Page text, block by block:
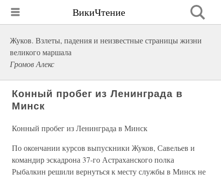
ВикиЧтение
Жуков. Взлеты, падения и неизвестные страницы жизни
великого маршала
Громов Алекс
Конный пробег из Ленинграда в
Минск
Конный пробег из Ленинграда в Минск
По окончании курсов выпускники Жуков, Савельев и
командир эскадрона 37-го Астраханского полка
Рыбалкин решили вернуться к месту службы в Минск не